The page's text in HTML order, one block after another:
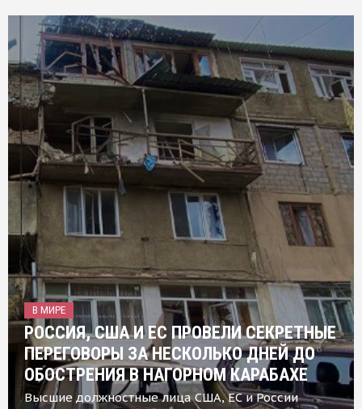
В МИРЕ
РОССИЯ, США И ЕС ПРОВЕЛИ СЕКРЕТНЫЕ
ПЕРЕГОВОРЫ ЗА НЕСКОЛЬКО ДНЕЙ ДО
ОБОСТРЕНИЯ В НАГОРНОМ КАРАБАХЕ
Высшие должностные лица США, ЕС и России